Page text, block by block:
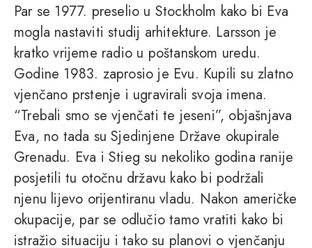
Par se 1977. preselio u Stockholm kako bi Eva
mogla nastaviti studij arhitekture. Larsson je
kratko vrijeme radio u poštanskom uredu.
Godine 1983. zaprosio je Evu. Kupili su zlatno
vjenčano prstenje i ugravirali svoja imena.
“Trebali smo se vjenčati te jeseni”, objašnjava
Eva, no tada su Sjedinjene Države okupirale
Grenadu. Eva i Stieg su nekoliko godina ranije
posjetili tu otočnu državu kako bi podržali
njenu lijevo orijentiranu vladu. Nakon američke
okupacije, par se odlučio tamo vratiti kako bi
istražio situaciju i tako su planovi o vjenčanju